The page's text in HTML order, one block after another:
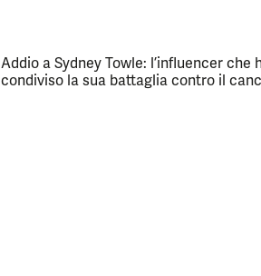
Addio a Sydney Towle: l’influencer che
condiviso la sua battaglia contro il